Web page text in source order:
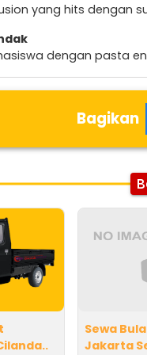
yang hits dengan
dengan pasta
Bagikan
Sewa
Jakarta